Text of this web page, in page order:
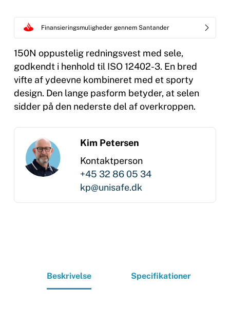
Finansieringsmuligheder gennem Santander
150N oppustelig redningsvest med sele,
godkendt i henhold til ISO 12402-3. En bred
vifte af ydeevne kombineret med et sporty
design. Den lange pasform betyder, at selen
sidder på den nederste del af overkroppen.
Kim Petersen
Kontaktperson
+45 32 86 05 34
kp@unisafe.dk
Beskrivelse Specifikationer